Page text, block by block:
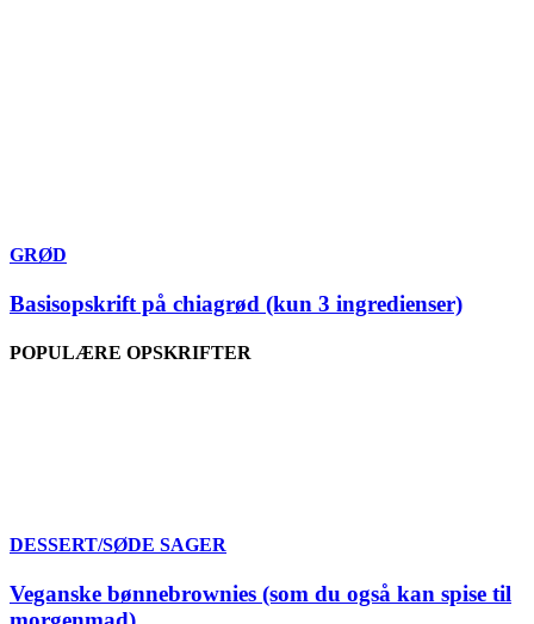
GRØD
Basisopskrift på chiagrød (kun 3 ingredienser)
POPULÆRE OPSKRIFTER
DESSERT/SØDE SAGER
Veganske bønnebrownies (som du også kan spise til